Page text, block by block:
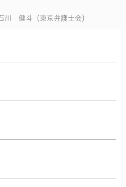
東京弁護士会）